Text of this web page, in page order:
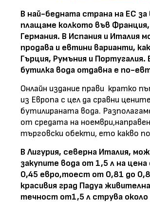
В най-бедната страна на ЕС за
плащаме колкото във
Германия. В Испания и Италия
продава и евтини варианти,
Гърция, Румъния и Португалия.
бутилка вода отдавна е по-
Онлайн издание прави кратко
из Европа с цел да сравни
бутилираната вода.
от средата на
търговски обекти, ето какво
В Лигурия, северна Италия,
закупите вода от 1,5 л на
0,45 евро,тоест от 0,81 до
красивия град Падуа
течност от1,5 л струва около